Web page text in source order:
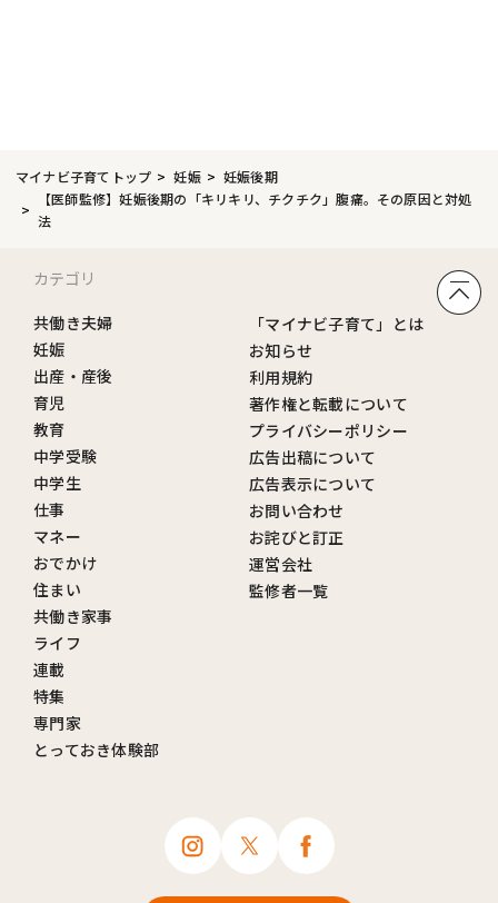
マイナビ子育てトップ 妊娠
妊娠後期
【医師監修】妊娠後期の「キリキリ、チクチク」腹痛。その原因と対処
法
カテゴリ
共働き夫婦
妊娠
出産・産後
育児
教育
中学受験
中学生
仕事
マネー
おでかけ
住まい
共働き家事
ライフ
連載
特集
専門家
とっておき体験部
「マイナビ子育て」とは
お知らせ
利用規約
著作権と転載について
プライバシーポリシー
広告出稿について
広告表示について
お問い合わせ
お詫びと訂正
運営会社
監修者一覧